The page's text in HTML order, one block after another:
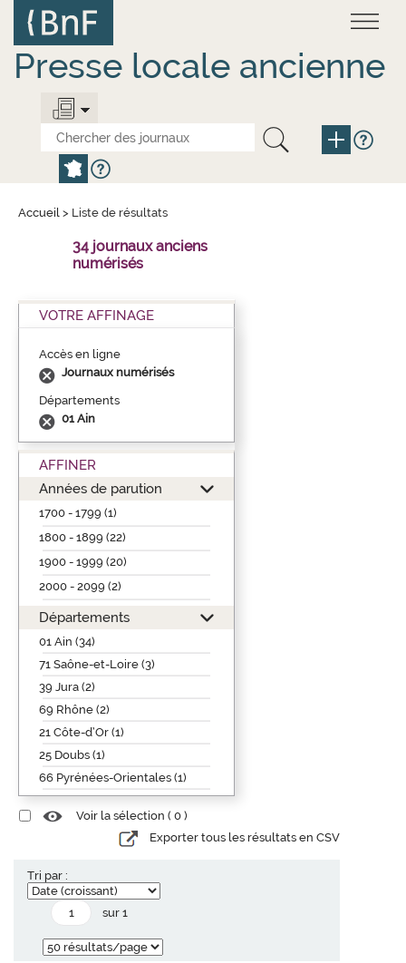
contenu
principal
Presse locale ancienne
Accueil > Liste de résultats
34 journaux anciens
numérisés
VOTRE AFFINAGE
Accès en ligne
Journaux numérisés
Départements
01 Ain
AFFINER
Années de parution
1700 - 1799 (1)
1800 - 1899 (22)
1900 - 1999 (20)
2000 - 2099 (2)
Départements
01 Ain (34)
71 Saône-et-Loire (3)
39 Jura (2)
69 Rhône (2)
21 Côte-d’Or (1)
25 Doubs (1)
66 Pyrénées-Orientales (1)
Voir la sélection ( 0 )
Exporter tous les résultats en CSV
Tri par :
sur 1
Panneau de gestion des cookies